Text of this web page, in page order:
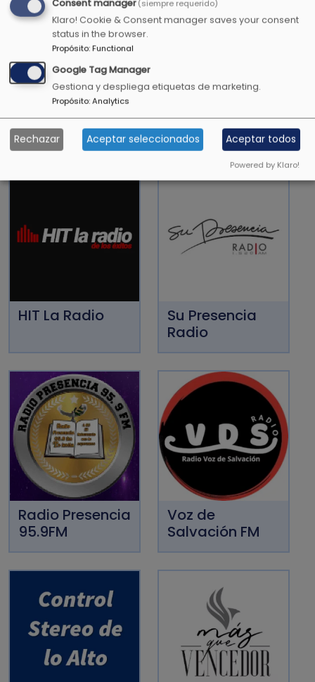
Porque tú, Jehová, bendecirás a los justos.
Como con un escudo los rodeas con tu favor.
Salmos 05:12
OTRAS EMISORAS CRISTIANAS
HIT La Radio
Su Presencia
Radio
Radio Presencia
95.9FM
Voz de
Salvación FM
Consent manager(siempre requerido)
Klaro! Cookie & Consent manager saves your consent
status in the browser.
Propósito:Functional
Google Tag Manager
Gestiona y despliega etiquetas de marketing.
Propósito:Analytics
Rechazar Aceptar seleccionados Aceptar todos
Powered by Klaro!